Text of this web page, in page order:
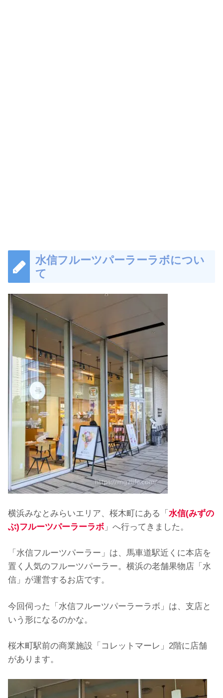
水信フルーツパーラーラボについ
て
横浜みなとみらいエリア、桜木町にある「 水信(みずの
ぶ)フルーツパーラーラボ 」へ行ってきました。
「水信フルーツパーラー」は、馬車道駅近くに本店を
置く人気のフルーツパーラー。横浜の老舗果物店「水
信」が運営するお店です。
今回伺った「水信フルーツパーラーラボ」は、支店と
いう形になるのかな。
桜木町駅前の商業施設「コレットマーレ」2階に店舗
があります。